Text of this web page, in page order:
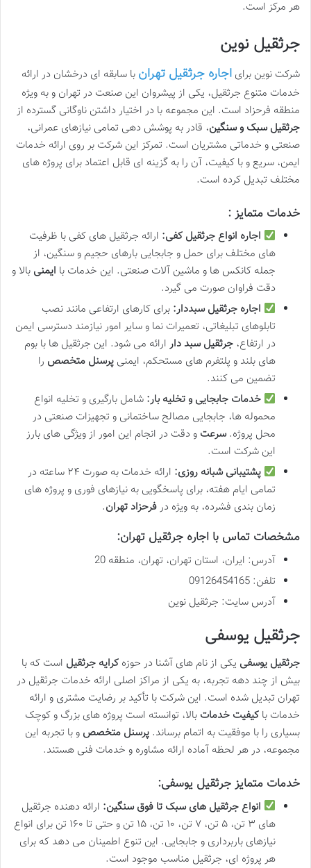
هر مرکز است.
جرثقیل نوین
شرکت نوین برای اجاره جرثقیل تهران با سابقه ای درخشان در ارائه
خدمات متنوع جرثقیل، یکی از پیشروان این صنعت در تهران و به ویژه
منطقه فرحزاد است. این مجموعه با در اختیار داشتن ناوگانی گسترده از
جرثقیل سبک و سنگین، قادر به پوشش دهی تمامی نیازهای عمرانی،
صنعتی و خدماتی مشتریان است. تمرکز این شرکت بر روی ارائه خدمات
ایمن، سریع و با کیفیت، آن را به گزینه ای قابل اعتماد برای پروژه های
مختلف تبدیل کرده است.
خدمات متمایز :
اجاره انواع جرثقیل کفی: ارائه جرثقیل های کفی با ظرفیت
های مختلف برای حمل و جابجایی بارهای حجیم و سنگین، از
جمله کانکس ها و ماشین آلات صنعتی. این خدمات با ایمنی بالا و
دقت فراوان صورت می گیرد.
اجاره جرثقیل سبددار: برای کارهای ارتفاعی مانند نصب
تابلوهای تبلیغاتی، تعمیرات نما و سایر امور نیازمند دسترسی ایمن
در ارتفاع، جرثقیل سبد دار ارائه می شود. این جرثقیل ها با بوم
های بلند و پلتفرم های مستحکم، ایمنی پرسنل متخصص را
تضمین می کنند.
خدمات جابجایی و تخلیه بار: شامل بارگیری و تخلیه انواع
محموله ها، جابجایی مصالح ساختمانی و تجهیزات صنعتی در
محل پروژه.سرعت و دقت در انجام این امور از ویژگی های بارز
این شرکت است.
پشتیبانی شبانه روزی:
ارائه خدمات به صورت ۲۴ ساعته در
تمامی ایام هفته، برای پاسخگویی به نیازهای فوری و پروژه های
زمان بندی فشرده، به ویژه درفرحزاد تهران.
مشخصات تماس با اجاره جرثقیل تهران:
آدرس: ایران، استان تهران، تهران، منطقه 20
تلفن: 09126454165
آدرس سایت: جرثقیل نوین
جرثقیل یوسفی
جرثقیل یوسفی یکی از نام های آشنا در حوزه کرایه جرثقیل است که با
بیش از چند دهه تجربه، به یکی از مراکز اصلی ارائه خدمات جرثقیل در
تهران تبدیل شده است. این شرکت با تأکید بر رضایت مشتری و ارائه
خدمات با کیفیت خدمات بالا، توانسته است پروژه های بزرگ و کوچک
بسیاری را با موفقیت به اتمام برساند. پرسنل متخصص و با تجربه این
مجموعه، در هر لحظه آماده ارائه مشاوره و خدمات فنی هستند.
خدمات متمایز جرثقیل یوسفی:
انواع جرثقیل های سبک تا فوق سنگین: ارائه دهنده جرثقیل
های ۳ تن، ۵ تن، ۷ تن، ۱۰ تن، ۱۵ تن و حتی تا ۱۶۰ تن برای انواع
نیازهای باربرداری و جابجایی. این تنوع اطمینان می دهد که برای
هر پروژه ای، جرثقیل مناسب موجود است.